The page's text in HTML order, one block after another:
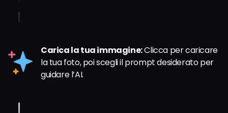
Carica la tua immagine:Clicca per caricare
la tua foto, poi scegli il prompt desiderato per
guidare l’AI.